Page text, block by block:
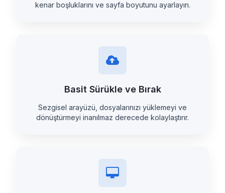
kenar boşluklarını ve sayfa boyutunu ayarlayın.
Basit Sürükle ve Bırak
Sezgisel arayüzü, dosyalarınızı yüklemeyi ve
dönüştürmeyi inanılmaz derecede kolaylaştırır.